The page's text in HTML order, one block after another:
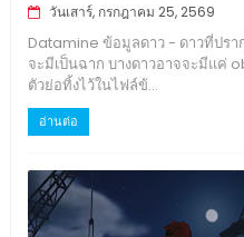
วันเสาร์, กรกฎาคม 25, 2569
Datamine ข้อมูลดาว - ดาวที่ปรา
จะมีเป็นฉาก บางดาวอาจจะมีแค่
ตัวย่อทิ้งไว้ในไฟล์ข้...
อ่านต่อ